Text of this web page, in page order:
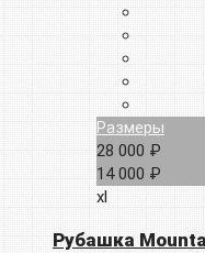
Размеры
28 000 ₽
14 000 ₽
xl
Рубашка